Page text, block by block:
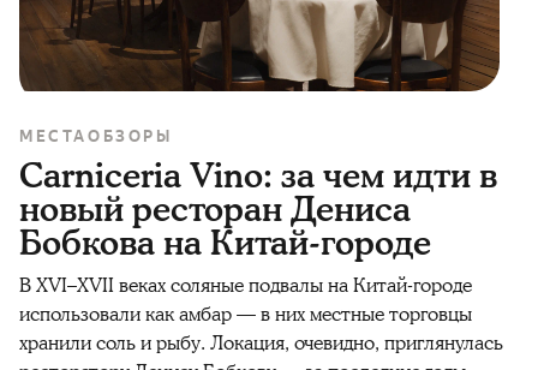
МЕСТА ОБЗОРЫ
Carniceria Vino: за чем идти в
новый ресторан Дениса
Бобкова на Китай-городе
В XVI–XVII веках соляные подвалы на Китай-городе
использовали как амбар — в них местные торговцы
хранили соль и рыбу. Локация, очевидно, приглянулась